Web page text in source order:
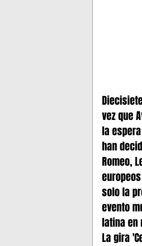
vez que
la
han
Romeo,
solo la
evento
latina en
La gira